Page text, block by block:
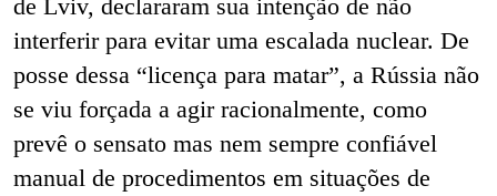
de Lviv, declararam sua intenção de não
interferir para evitar uma escalada nuclear. De
posse dessa “licença para matar”, a Rússia não
se viu forçada a agir racionalmente, como
prevê o sensato mas nem sempre confiável
manual de procedimentos em situações de